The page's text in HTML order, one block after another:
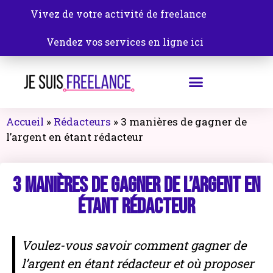
Vivez de votre activité de freelance
Vendez vos services en ligne ici
Accueil » Rédacteurs » 3 manières de gagner de
l’argent en étant rédacteur
3 manières de gagner de l’argent en
étant rédacteur
Voulez-vous savoir comment gagner de
l’argent en étant rédacteur et où proposer